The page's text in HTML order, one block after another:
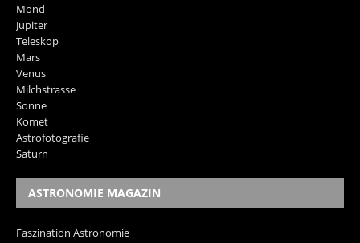
Mond
Jupiter
Teleskop
Mars
Venus
Milchstrasse
Sonne
Komet
Astrofotografie
Saturn
ASTRONOMIE MAGAZIN
Faszination Astronomie